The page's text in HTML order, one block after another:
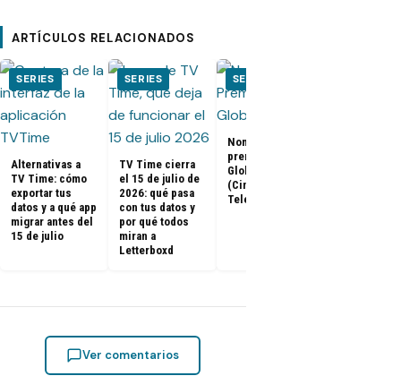
ARTÍCULOS RELACIONADOS
SERIES
Alternativas a
TV Time: cómo
exportar tus
datos y a qué app
migrar antes del
15 de julio
SERIES
TV Time cierra
el 15 de julio de
2026: qué pasa
con tus datos y
por qué todos
miran a
Letterboxd
SERIES
Nominados a los
premios Golden
Globes 2025
(Cine y
Televisión)
Ver comentarios